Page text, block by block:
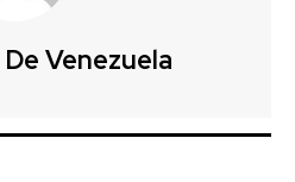
Venezuela